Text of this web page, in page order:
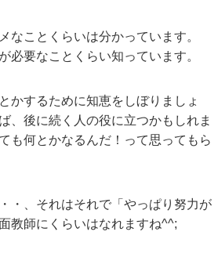
なことくらいは分かっています。
必要なことくらい知っています。
かするために知恵をしぼりましょ
、後に続く人の役に立つかもしれま
も何とかなるんだ！って思ってもら
・、それはそれで「やっぱり努力が
教師にくらいはなれますね^^;